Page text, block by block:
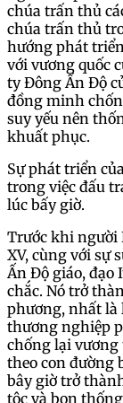
chúa trấn thủ
chúa trấn thủ
hướng phát
với vương quốc
ty Đông Ấn Độ
đồng minh
suy yếu nên
khuất phục.
Sự phát triển
trong việc đấu
lúc bấy giờ.
Trước khi người
XV, cùng với sự
Ấn Độ giáo, đạo
chắc. Nó trở
phương, nhất là
thương nghiệp
chống lại
theo con đường
bây giờ trở
tộc và bọn